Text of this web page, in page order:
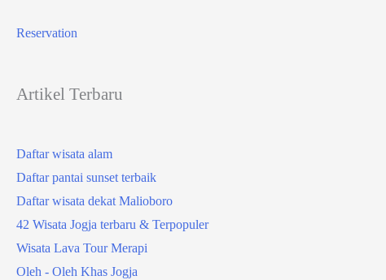
Reservation
Artikel Terbaru
Daftar wisata alam
Daftar pantai sunset terbaik
Daftar wisata dekat Malioboro
42 Wisata Jogja terbaru & Terpopuler
Wisata Lava Tour Merapi
Oleh - Oleh Khas Jogja